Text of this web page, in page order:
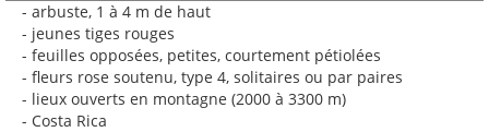
- arbuste, 1 à 4 m de haut
- jeunes tiges rouges
- feuilles opposées, petites, courtement pétiolées
- fleurs rose soutenu, type 4, solitaires ou par paires
- lieux ouverts en montagne (2000 à 3300 m)
- Costa Rica